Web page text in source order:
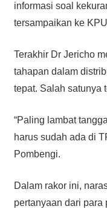
informasi soal
tersampaikan ke
Terakhir Dr Jericho
tahapan dalam
tepat. Salah satunya
“Paling lambat
harus sudah ada di
Pombengi.
Dalam rakor ini,
pertanyaan dari para